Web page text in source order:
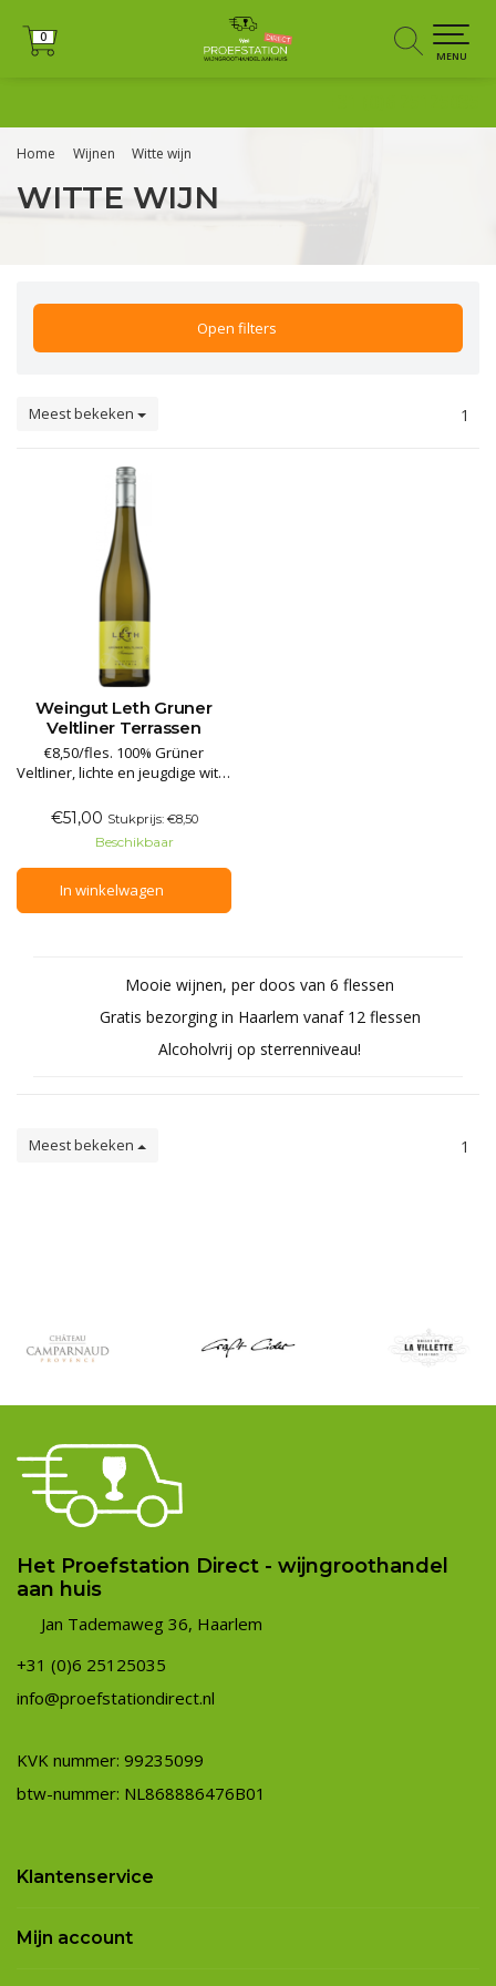
0
0
MENU
Home Wijnen Witte wijn
WITTE WIJN
Open filters
Meest bekeken 1
Weingut Leth Gruner
Veltliner Terrassen
€8,50/fles. 100% Grüner
Veltliner, lichte en jeugdige witte
en citrusvruchten. Deze witte
wijn is fris en verkwikkend in de
mond, met een heerlijk
stimulerende balans van
fruitigheid en zuurgraad,
aangevuld met een afwerking
€51,00 Stukprijs: €8,50
Beschikbaar
In winkelwagen
Mooie wijnen, per doos van 6 flessen
Gratis bezorging in Haarlem vanaf 12 flessen
Alcoholvrij op sterrenniveau!
Meest bekeken 1
Het Proefstation Direct - wijngroothandel
aan huis
Jan Tademaweg 36, Haarlem
+31 (0)6 25125035
info@proefstationdirect.nl
KVK nummer: 99235099
btw-nummer: NL868886476B01
Klantenservice
Mijn account